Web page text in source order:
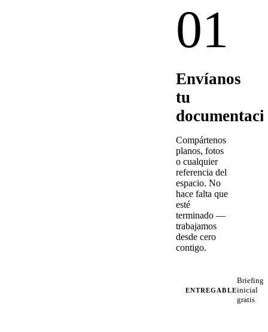
01
Envíanos
tu
Compártenos
planos, fotos
o cualquier
referencia del
espacio. No
hace falta que
esté
terminado —
trabajamos
desde cero
contigo.
ENTREGABLE
Briefing
inicial
gratis